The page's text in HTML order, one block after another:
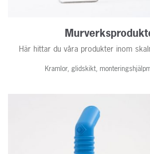
Här hittar du våra produkter inom
Kramlor, glidskikt,